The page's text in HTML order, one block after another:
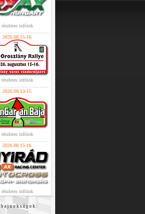
részletes infóink
2026.08.15-16.
részletes infóink
2026.08.13-15.
részletes infóink
2026.08.15-16.
részletes infóink
b a j n o k s á g o k :